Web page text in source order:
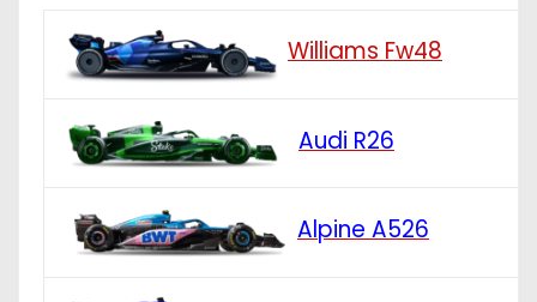
Williams Fw48
Audi R26
Alpine A526